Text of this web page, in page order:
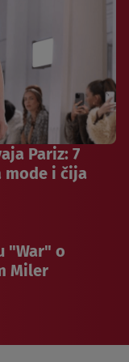
Pariz: 7
mode i čija
"War" o
Miler